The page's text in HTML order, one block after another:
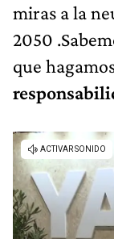
miras a la
2050
que